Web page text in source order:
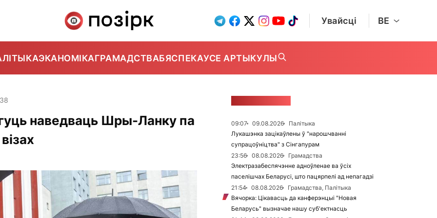
Увайсці BE
ЭКАНОМІКАГРАМАДСТВАБЯСПЕКАУСЕ АРТЫКУЛЫ
наведваць Шры-Ланку па
09:07 09.08.2026
Палітыка
Лукашэнка зацікаўлены ў "нарошчванні
супрацоўніцтва" з Сінгапурам
23:56
08.08.2026
Грамадства
Электразабеспячэнне адноўленае ва ўсіх
паселішчах Беларусі, што пацярпелі ад непагадзі
21:54
08.08.2026
Грамадства, Палітыка
Вячорка: Цікавасць да канферэнцыі "Новая
Беларусь" вызначае нашу суб'ектнасць